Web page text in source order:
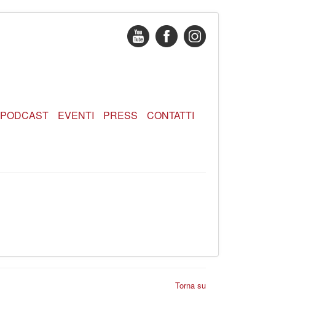
PODCAST EVENTI PRESS CONTATTI
Torna su